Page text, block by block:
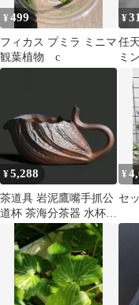
¥499
フィカス プミラ ミニマ
観葉植物 c
¥
任
ミ
¥5,288
茶道具 岩泥鷹嘴手抓公
道杯 茶海分茶器 水杯
新品未使用
¥
セ